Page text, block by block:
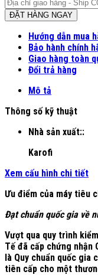
ĐẶT HÀNG NGAY
Hướng dẫn mua
Bảo hành chính
Giao hàng toàn
Đổi trả hàng
Mô tả
Thông số kỹ thuật
Nhà sản xuất::
Karofi
Xem cấu hình chi tiết
Ưu điểm của máy tiêu
Đạt chuẩn quốc gia về
Vượt qua quy trình
Tế đã cấp chứng nhận
là Quy chuẩn quốc gia
tiên cấp cho một